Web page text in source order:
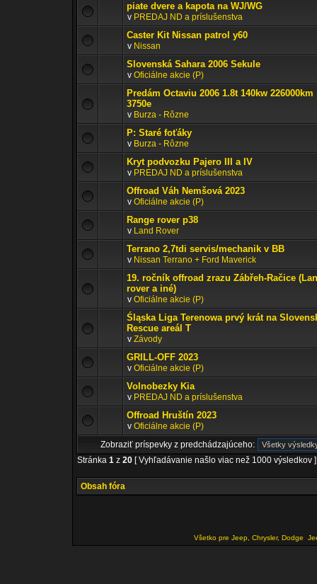
piate dvere a kapota na WJ/WG
v PREDAJ ND a príslušenstva
Caster Kit Nissan patrol y60
v Nissan
Slovenská Sahara 2006 Sekule
v Oficiálne akcie (P)
Predám Octaviu 2006 1.8t 140kw 226000km
3750e
v Burza - Rôzne
P: Staré foťáky
v Burza - Rôzne
Kryt podvozku Pajero III a IV
v PREDAJ ND a príslušenstva
Offroad Váh Nemšová 2023
v Oficiálne akcie (P)
Range rover p38
v Land Rover
Terrano 2,7tdi servis/mechanik v BB
v Nissan Terrano + Ford Maverick
19. ročník offroad zrazu Zábřeh-Račice
rover a iné)
v Oficiálne akcie (P)
Śląska Liga Terenowa prvý krát na
Rescue areál T
v Závody
GRILL-OFF 2023
v Oficiálne akcie (P)
Volnobezky Kia
v PREDAJ ND a príslušenstva
Offroad Hruštín 2023
v Oficiálne akcie (P)
Zobraziť príspevky z predchádzajúceho:
Stránka 1 z 20 [ Vyhľadávanie našlo viac než 1000 výsledkov ]
Obsah fóra
Všetko pre Jeep, Chrysler, Dodge